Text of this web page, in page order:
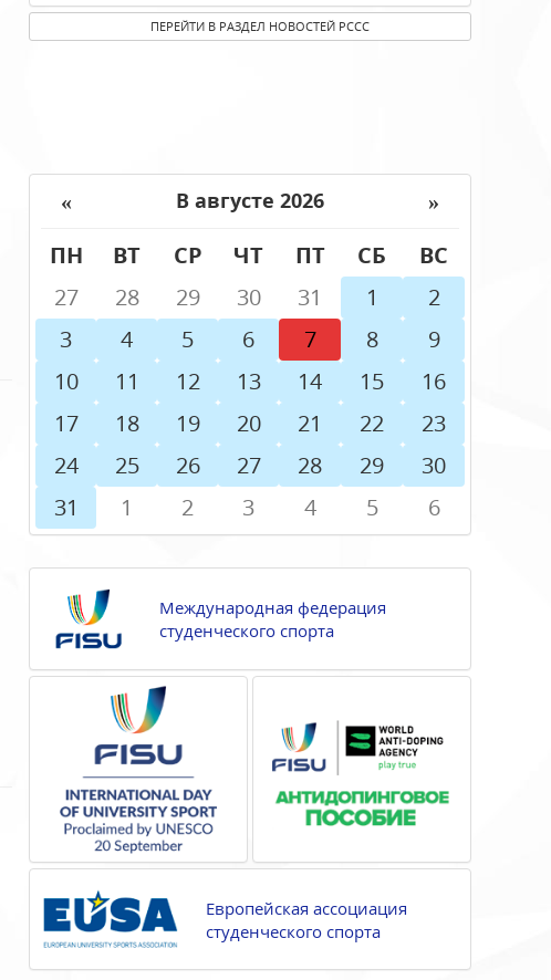
ПЕРЕЙТИ В РАЗДЕЛ НОВОСТЕЙ РССС
« В августе 2026
»
ПН
ВТ СР ЧТ ПТ СБ
ВС
27
28 29 30 31 1
2
3
4 5 6 7 8
9
10
11 12 13 14 15
16
17
18 19 20 21 22
23
24
25 26 27 28 29
30
31
1 2 3 4 5 6
Международная федерация
студенческого спорта
Европейская ассоциация
студенческого спорта